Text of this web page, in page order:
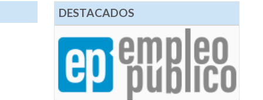
DESTACADOS